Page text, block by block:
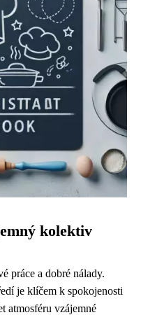
kolektiv
práce a dobré nálady.
je klíčem k spokojenosti
atmosféru vzájemné